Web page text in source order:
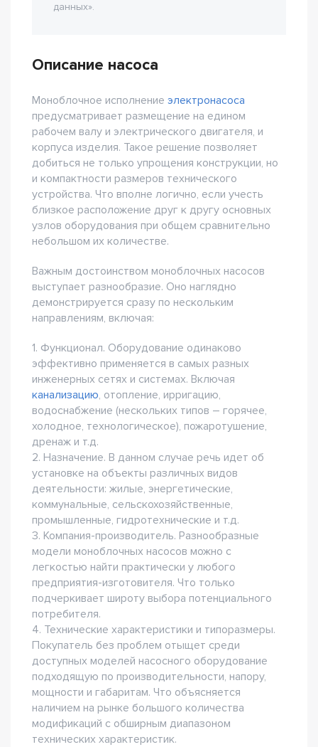
данных».
Описание насоса
Моноблочное исполнение электронасоса
предусматривает размещение на едином
рабочем валу и электрического двигателя, и
корпуса изделия. Такое решение позволяет
добиться не только упрощения конструкции, но
и компактности размеров технического
устройства. Что вполне логично, если учесть
близкое расположение друг к другу основных
узлов оборудования при общем сравнительно
небольшом их количестве.
Важным достоинством моноблочных насосов
выступает разнообразие. Оно наглядно
демонстрируется сразу по нескольким
направлениям, включая:
1. Функционал. Оборудование одинаково
эффективно применяется в самых разных
инженерных сетях и системах. Включая
канализацию, отопление, ирригацию,
водоснабжение (нескольких типов – горячее,
холодное, технологическое), пожаротушение,
дренаж и т.д.
2. Назначение. В данном случае речь идет об
установке на объекты различных видов
деятельности: жилые, энергетические,
коммунальные, сельскохозяйственные,
промышленные, гидротехнические и т.д.
3. Компания-производитель. Разнообразные
модели моноблочных насосов можно с
легкостью найти практически у любого
предприятия-изготовителя. Что только
подчеркивает широту выбора потенциального
потребителя.
4. Технические характеристики и типоразмеры.
Покупатель без проблем отыщет среди
доступных моделей насосного оборудование
подходящую по производительности, напору,
мощности и габаритам. Что объясняется
наличием на рынке большого количества
модификаций с обширным диапазоном
технических характеристик.